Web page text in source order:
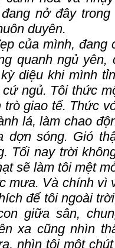
nở đây
duyên.
của mình, đang
quanh ngủ yên,
diệu khi mình
ngủ. Tôi thức
trò giao tế. Thức
lá, làm chao
dợn sóng. Gió
Tối nay trời
sẽ làm tôi mệt
mưa. Và chính vì
để tôi ngoài
giữa sân,
xa cũng nhìn
nhìn tôi một